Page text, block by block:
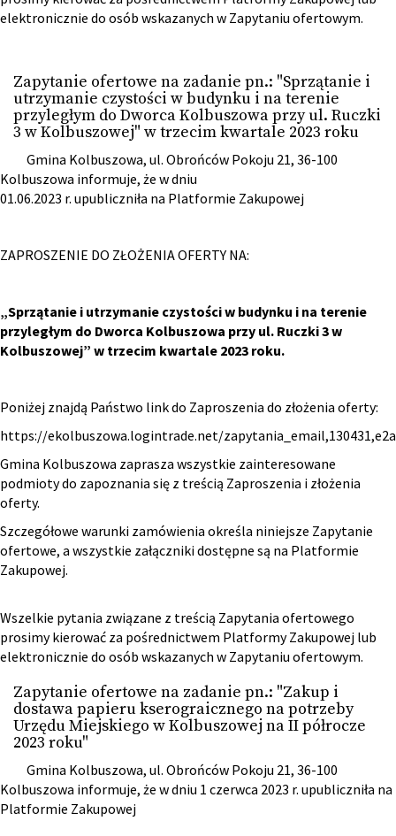
elektronicznie do osób wskazanych w Zapytaniu ofertowym.
Zapytanie ofertowe na zadanie pn.: "Sprzątanie i
utrzymanie czystości w budynku i na terenie
przyległym do Dworca Kolbuszowa przy ul. Ruczki
3 w Kolbuszowej" w trzecim kwartale 2023 roku
Gmina Kolbuszowa, ul. Obrońców Pokoju 21, 36-100
Kolbuszowa informuje, że w dniu
01.06.2023 r. upubliczniła na Platformie Zakupowej
ZAPROSZENIE DO ZŁOŻENIA OFERTY NA:
„Sprzątanie i utrzymanie czystości w budynku i na terenie
przyległym do Dworca Kolbuszowa przy ul. Ruczki 3 w
Kolbuszowej” w trzecim kwartale 2023 roku.
Poniżej znajdą Państwo link do Zaproszenia do złożenia oferty:
https://ekolbuszowa.logintrade.net/
Gmina Kolbuszowa zaprasza wszystkie zainteresowane
podmioty do zapoznania się z treścią Zaproszenia i złożenia
oferty.
Szczegółowe warunki zamówienia określa niniejsze Zapytanie
ofertowe, a wszystkie załączniki dostępne są na Platformie
Zakupowej.
Wszelkie pytania związane z treścią Zapytania ofertowego
prosimy kierować za pośrednictwem Platformy Zakupowej lub
elektronicznie do osób wskazanych w Zapytaniu ofertowym.
Zapytanie ofertowe na zadanie pn.: "Zakup i
dostawa papieru kserograicznego na potrzeby
Urzędu Miejskiego w Kolbuszowej na II półrocze
2023 roku"
Gmina Kolbuszowa, ul. Obrońców Pokoju 21, 36-100
Kolbuszowa informuje, że w dniu 1 czerwca 2023 r. upubliczniła na
Platformie Zakupowej